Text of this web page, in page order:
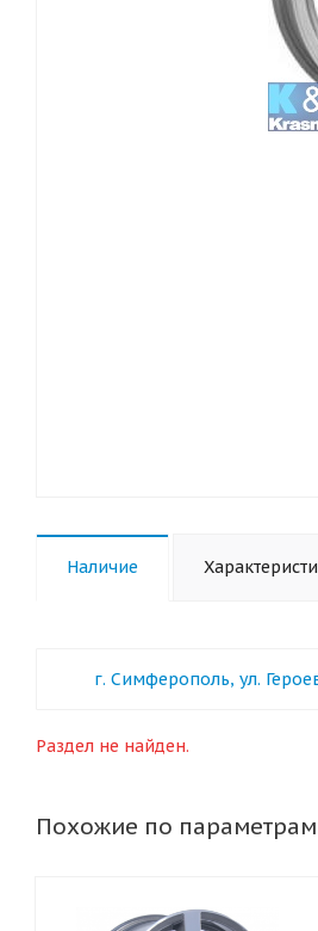
Наличие
г. Симферополь, ул.
Раздел не найден.
Похожие по параметрам